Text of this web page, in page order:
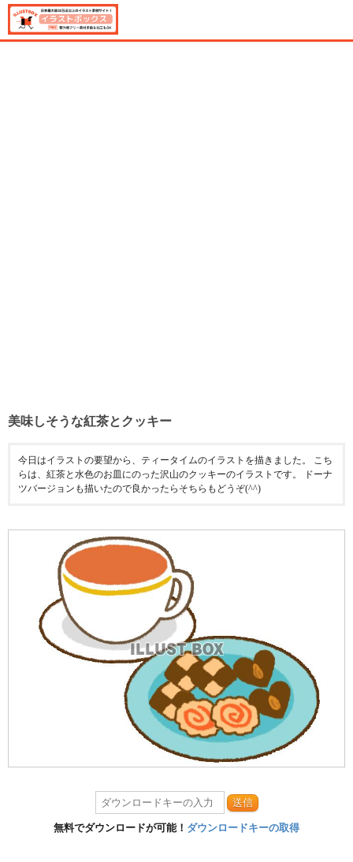
美味しそうな紅茶とクッキー
今日はイラストの要望から、ティータイムのイラストを描きました。 こち
らは、紅茶と水色のお皿にのった沢山のクッキーのイラストです。 ドーナ
ツバージョンも描いたので良かったらそちらもどうぞ(^^)
送信
無料でダウンロードが可能！ ダウンロードキーの取得